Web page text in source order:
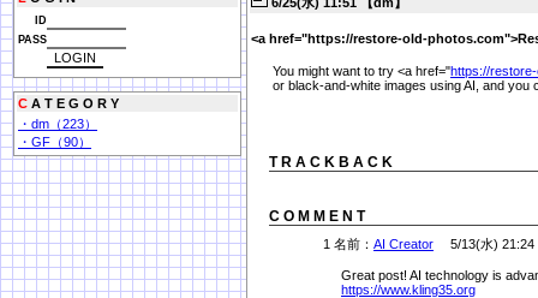
ID
PASS
C A T E G O R Y
・dm（223）
・GF（90）
<a href="https://restore-old-
You might want to try <a href="https://
or black-and-white images using AI, and you
T R A C K B A C K
C O M M E N T
1 名前： AI Creator 5/13(水) 21:24
Great post! AI technology is
https://www.kling35.org